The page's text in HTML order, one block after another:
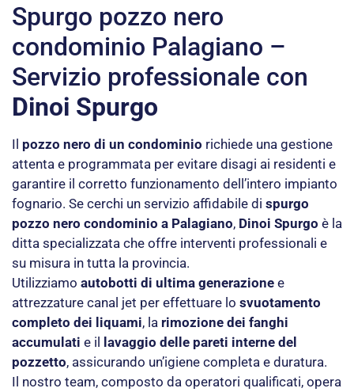
Spurgo pozzo nero
condominio Palagiano –
Servizio professionale con
Dinoi Spurgo
Il pozzo nero di un condominio richiede una gestione
attenta e programmata per evitare disagi ai residenti e
garantire il corretto funzionamento dell’intero impianto
fognario. Se cerchi un servizio affidabile di spurgo
pozzo nero condominio a Palagiano, Dinoi Spurgo è la
ditta specializzata che offre interventi professionali e
su misura in tutta la provincia.
Utilizziamo autobotti di ultima generazione e
attrezzature canal jet per effettuare lo svuotamento
completo dei liquami, la rimozione dei fanghi
accumulati e il lavaggio delle pareti interne del
pozzetto, assicurando un’igiene completa e duratura.
Il nostro team, composto da operatori qualificati, opera